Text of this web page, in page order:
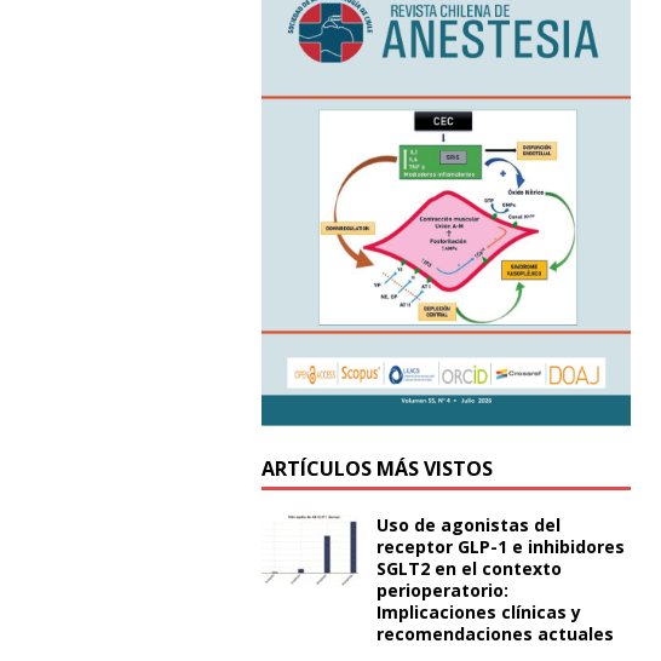
ARTÍCULOS MÁS VISTOS
Uso de agonistas del
receptor GLP-1 e inhibidores
SGLT2 en el contexto
perioperatorio:
Implicaciones clínicas y
recomendaciones actuales